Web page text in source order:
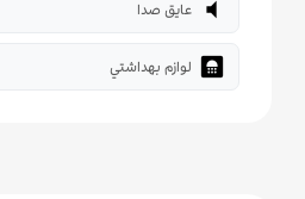
volume_mute عایق صدا
bathroom لوازم بهداشتي